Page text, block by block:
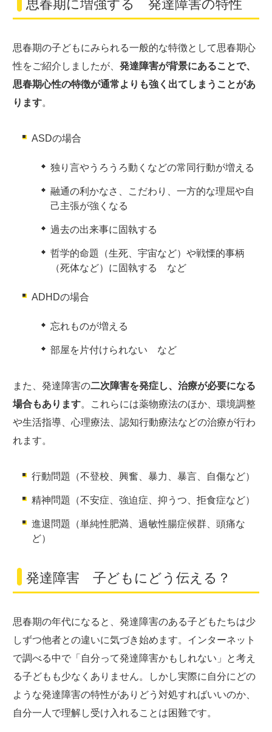
思春期に増強する 発達障害の特性
思春期の子どもにみられる一般的な特徴として思春期心
性をご紹介しましたが、 発達障害が背景にあることで、
思春期心性の特徴が通常よりも強く出てしまうことがあ
ります。
ASDの場合
独り言やうろうろ動くなどの常同行動が増える
融通の利かなさ、こだわり、一方的な理屈や自
己主張が強くなる
過去の出来事に固執する
哲学的命題（生死、宇宙など）や戦慄的事柄
（死体など）に固執する など
ADHDの場合
忘れものが増える
部屋を片付けられない など
また、発達障害の二次障害を発症し、治療が必要になる
場合もあります。これらには薬物療法のほか、環境調整
や生活指導、心理療法、認知行動療法などの治療が行わ
れます。
行動問題（不登校、興奮、暴力、暴言、自傷など）
精神問題（不安症、強迫症、抑うつ、拒食症など）
進退問題（単純性肥満、過敏性腸症候群、頭痛な
ど）
発達障害 子どもにどう伝える？
思春期の年代になると、発達障害のある子どもたちは少
しずつ他者との違いに気づき始めます。インターネット
で調べる中で「自分って発達障害かもしれない」と考え
る子どもも少なくありません。しかし実際に自分にどの
ような発達障害の特性がありどう対処すればいいのか、
自分一人で理解し受け入れることは困難です。